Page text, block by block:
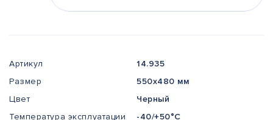
Артикул
14.935
Размер
550x480 мм
Цвет
Черный
Температура эксплуатации
-40/+50°С